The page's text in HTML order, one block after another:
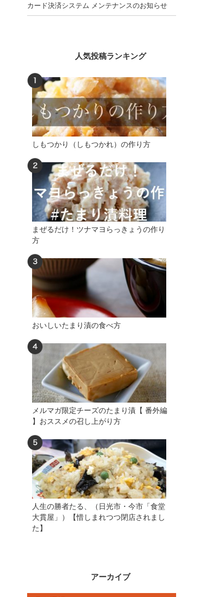
カード決済システム メンテナンスのお知らせ
人気投稿ランキング
しもつかり（しもつかれ）の作り方
まぜるだけ！ツナマヨらっきょうの作り
方
おいしいたまり漬の食べ方
メルマガ限定チーズのたまり漬【 番外編
】おススメの召し上がり方
人生の勝者たる、（日光市・今市「食堂
大貫屋」）【惜しまれつつ閉店されまし
た】
アーカイブ